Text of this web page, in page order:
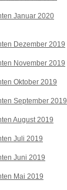
Januar 2020
Dezember 2019
November 2019
Oktober 2019
September 2019
August 2019
Juli 2019
Juni 2019
Mai 2019